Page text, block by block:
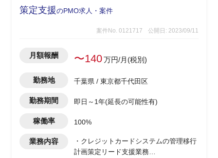
策定支援のPMO求人・案件
案件No. 0121717 公開日: 2023/09/11
月額報酬 〜140万円/月(税別)
勤務地 千葉県 / 東京都千代田区
勤務期間 即日～1年(延長の可能性有)
稼働率 100%
業務内容
・クレジットカードシステムの管理移行
計画策定リード支援業務